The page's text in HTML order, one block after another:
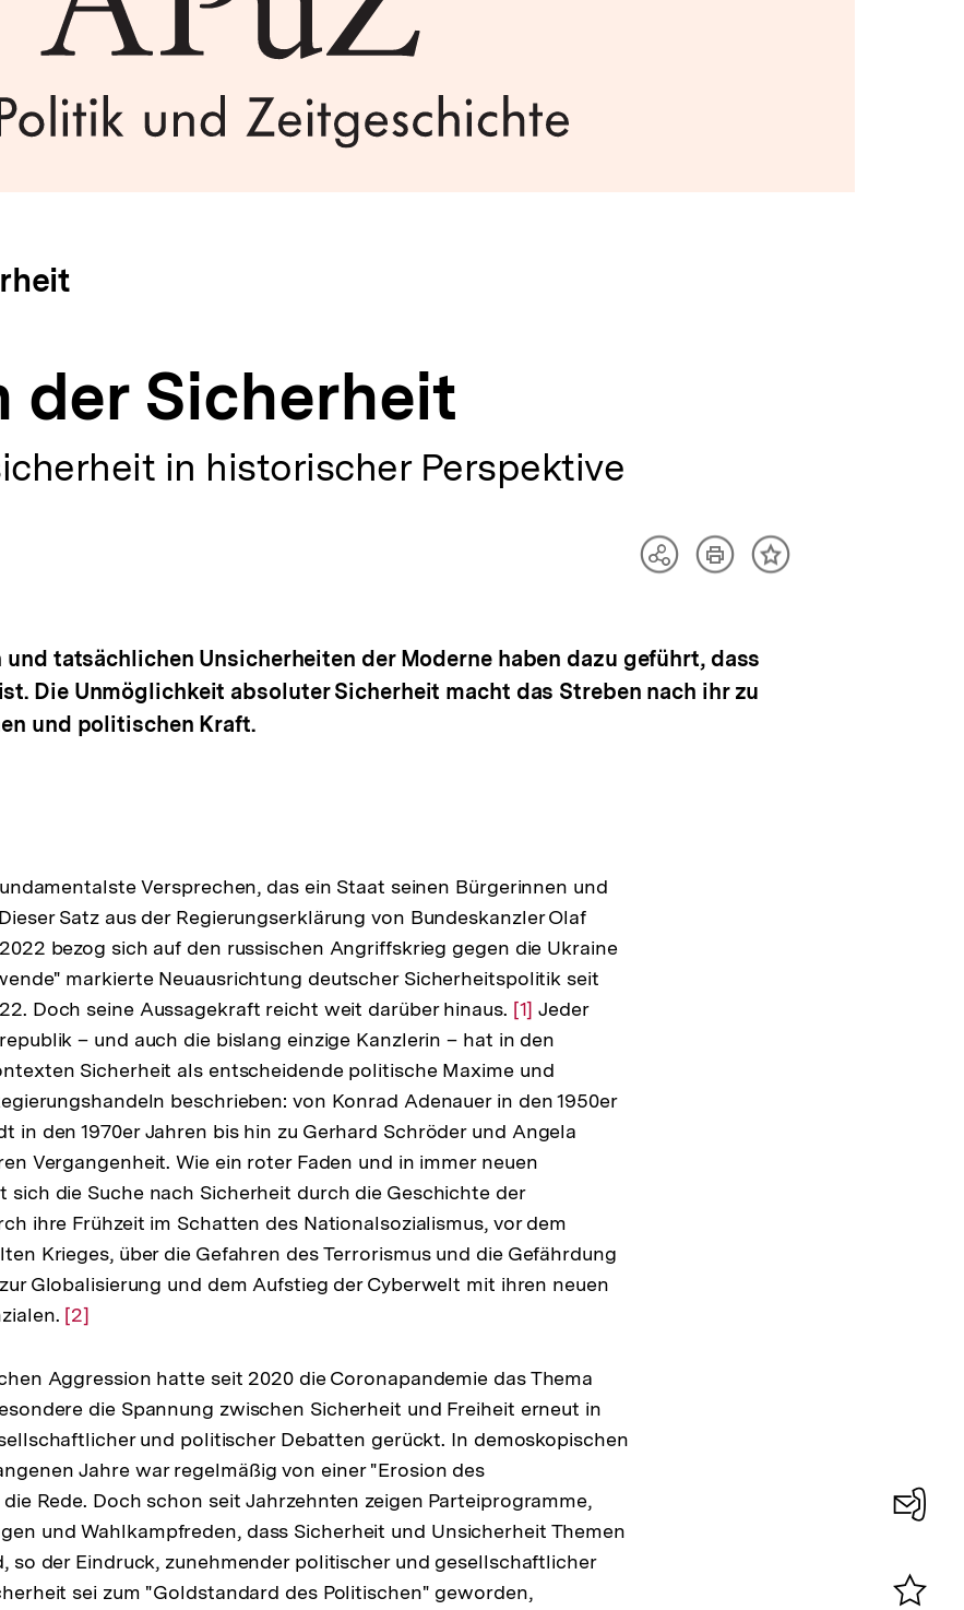
der Sicherheit
in historischer Perspektive
TeilenArtikelInhalt
tatsächlichen Unsicherheiten der Moderne haben dazu geführt, dass
Die Unmöglichkeit absoluter Sicherheit macht das Streben nach ihr zu
und politischen Kraft.
Versprechen, das ein Staat seinen Bürgerinnen und
Satz aus der Regierungserklärung von Bundeskanzler Olaf
bezog sich auf den russischen Angriffskrieg gegen die Ukraine
markierte Neuausrichtung deutscher Sicherheitspolitik seit
Doch seine Aussagekraft reicht weit darüber hinaus. Zur
Auflösung
der
Fußnote
[1] Jeder
– und auch die bislang einzige Kanzlerin – hat in den
Sicherheit als entscheidende politische Maxime und
beschrieben: von Konrad Adenauer in den 1950er
in den 1970er Jahren bis hin zu Gerhard Schröder und Angela
Vergangenheit. Wie ein roter Faden und in immer neuen
sich die Suche nach Sicherheit durch die Geschichte der
ihre Frühzeit im Schatten des Nationalsozialismus, vor dem
Krieges, über die Gefahren des Terrorismus und die Gefährdung
Globalisierung und dem Aufstieg der Cyberwelt mit ihren neuen
Zur
der
Fußnote
[2]
Aggression hatte seit 2020 die Coronapandemie das Thema
die Spannung zwischen Sicherheit und Freiheit erneut in
und politischer Debatten gerückt. In demoskopischen
Jahre war regelmäßig von einer "Erosion des
Rede. Doch schon seit Jahrzehnten zeigen Parteiprogramme,
und Wahlkampfreden, dass Sicherheit und Unsicherheit Themen
so der Eindruck, zunehmender politischer und gesellschaftlicher
sei zum "Goldstandard des Politischen" geworden,